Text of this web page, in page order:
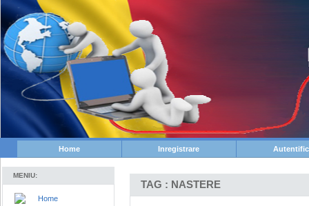
Home Inregistrare
MENIU:
Home
TAG : NASTERE